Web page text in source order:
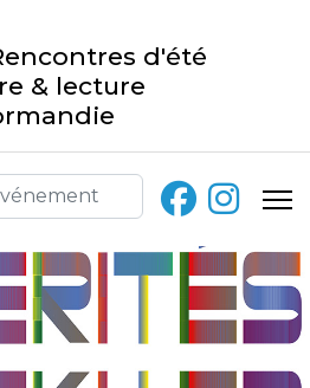
d'été
& lecture